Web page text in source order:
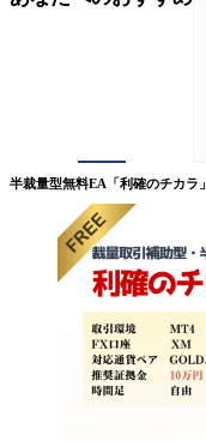
半裁量型無料EA「利確のチカラ」